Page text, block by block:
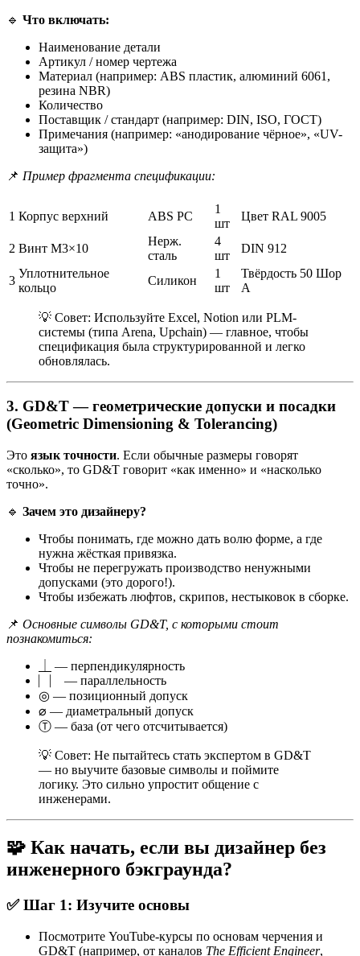
🔹 Что включать:
Наименование детали
Артикул / номер чертежа
Материал (например: ABS пластик, алюминий 6061,
резина NBR)
Количество
Поставщик / стандарт (например: DIN, ISO, ГОСТ)
Примечания (например: «анодирование чёрное», «UV-
защита»)
📌 Пример фрагмента спецификации:
1 Корпус верхний ABS PC
1
шт
Цвет RAL 9005
2 Винт М3×10
Нерж.
сталь
4
шт
DIN 912
3
Уплотнительное
кольцо
Силикон
1
шт
Твёрдость 50 Шор
А
💡 Совет: Используйте Excel, Notion или PLM-
системы (типа Arena, Upchain) — главное, чтобы
спецификация была структурированной и легко
обновлялась.
3. GD&T — геометрические допуски и посадки
(Geometric Dimensioning & Tolerancing)
Это язык точности. Если обычные размеры говорят
«сколько», то GD&T говорит «как именно» и «насколько
точно».
🔹 Зачем это дизайнеру?
Чтобы понимать, где можно дать волю форме, а где
нужна жёсткая привязка.
Чтобы не перегружать производство ненужными
допусками (это дорого!).
Чтобы избежать люфтов, скрипов, нестыковок в сборке.
📌 Основные символы GD&T, с которыми стоит
познакомиться:
⏊ — перпендикулярность
⎸⎸ — параллельность
◎ — позиционный допуск
⌀ — диаметральный допуск
Ⓣ — база (от чего отсчитывается)
💡 Совет: Не пытайтесь стать экспертом в GD&T
— но выучите базовые символы и поймите
логику. Это сильно упростит общение с
инженерами.
🧩 Как начать, если вы дизайнер без
инженерного бэкграунда?
✅ Шаг 1: Изучите основы
Посмотрите YouTube-курсы по основам черчения и
GD&T (например, от каналов The Efficient Engineer,